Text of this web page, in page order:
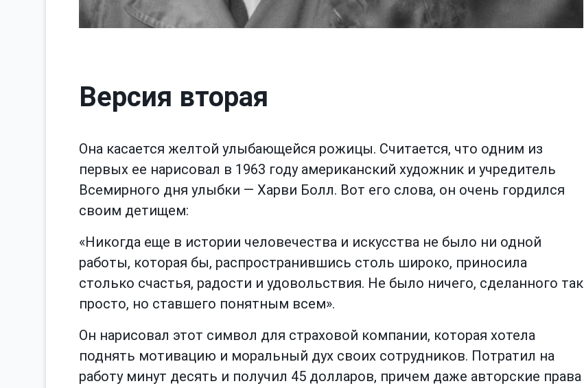
Версия вторая
Она касается желтой улыбающейся рожицы. Считается, что одним из
первых ее нарисовал в 1963 году американский художник и учредитель
Всемирного дня улыбки — Харви Болл. Вот его слова, он очень гордился
своим детищем:
«Никогда еще в истории человечества и искусства не было ни одной
работы, которая бы, распространившись столь широко, приносила
столько счастья, радости и удовольствия. Не было ничего, сделанного так
просто, но ставшего понятным всем».
Он нарисовал этот символ для страховой компании, которая хотела
поднять мотивацию и моральный дух своих сотрудников. Потратил на
работу минут десять и получил 45 долларов, причем даже авторские права